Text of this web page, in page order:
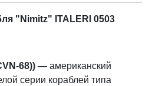
"Nimitz" ITALERI 0503
68)) — американский
серии кораблей типа